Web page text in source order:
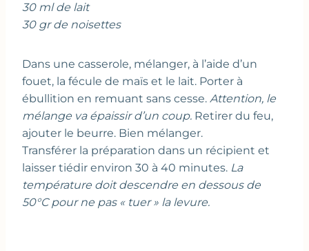
30 ml de lait
30 gr de noisettes
Dans une casserole, mélanger, à l’aide d’un
fouet, la fécule de maïs et le lait. Porter à
ébullition en remuant sans cesse. Attention, le
mélange va épaissir d’un coup. Retirer du feu,
ajouter le beurre. Bien mélanger.
Transférer la préparation dans un récipient et
laisser tiédir environ 30 à 40 minutes. La
température doit descendre en dessous de
50°C pour ne pas « tuer » la levure.